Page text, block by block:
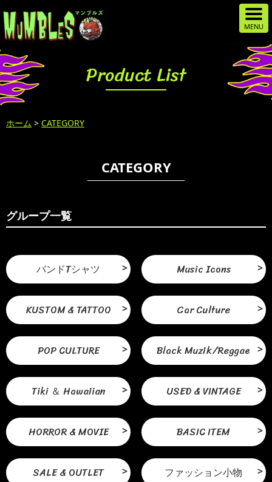
Product List
ホーム > CATEGORY
CATEGORY
グループ一覧
バンドTシャツ Music Icons
KUSTOM & TATTOO Car Culture
POP CULTURE Black Muzik/Reggae
Tiki ＆ Hawaiian USED & VINTAGE
HORROR & MOVIE BASIC ITEM
SALE & OUTLET ファッション小物